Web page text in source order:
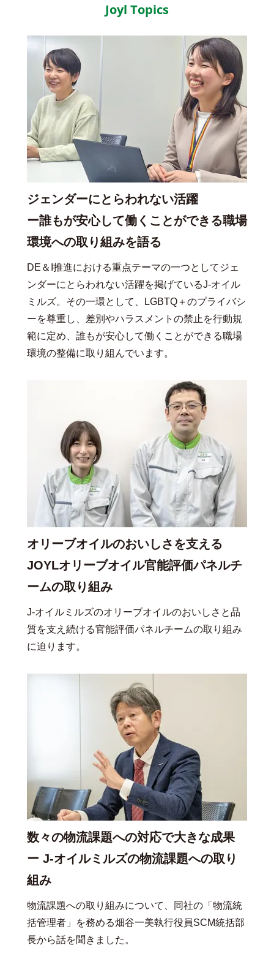
Joyl Topics
ジェンダーにとらわれない活躍
ー誰もが安心して働くことができる職場
環境への取り組みを語る
DE＆I推進における重点テーマの一つとしてジェ
ンダーにとらわれない活躍を掲げているJ-オイル
ミルズ。その一環として、LGBTQ＋のプライバシ
ーを尊重し、差別やハラスメントの禁止を行動規
範に定め、誰もが安心して働くことができる職場
環境の整備に取り組んでいます。
オリーブオイルのおいしさを支える
JOYLオリーブオイル官能評価パネルチ
ームの取り組み
J-オイルミルズのオリーブオイルのおいしさと品
質を支え続ける官能評価パネルチームの取り組み
に迫ります。
数々の物流課題への対応で大きな成果
ー J-オイルミルズの物流課題への取り
組み
物流課題への取り組みについて、同社の「物流統
括管理者」を務める畑谷一美執行役員SCM統括部
長から話を聞きました。